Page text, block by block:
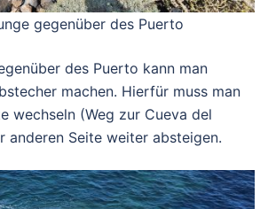
gegenüber des Puerto
des Puerto kann man
machen. Hierfür muss man
wechseln (Weg zur Cueva del
anderen Seite weiter absteigen.